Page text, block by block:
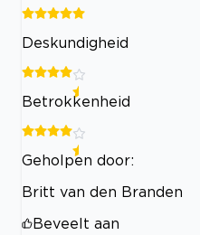
Deskundigheid
Betrokkenheid
Geholpen door:
Britt van den Branden
Beveelt aan